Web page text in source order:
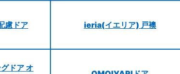
慮ドア ieria(イエリア) 戸襖
ドア オ